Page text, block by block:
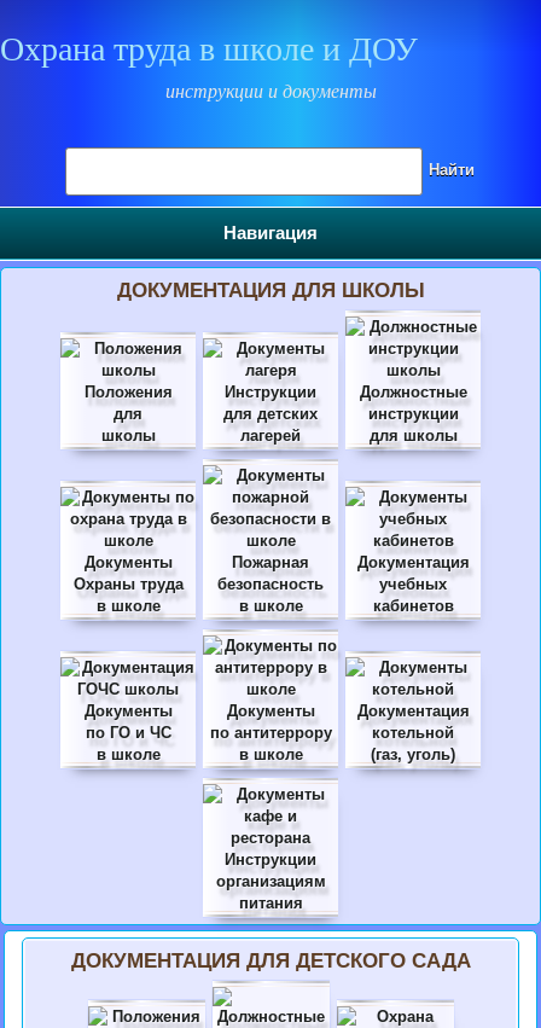
Охрана труда в школе и ДОУ
инструкции и документы
Навигация
ДОКУМЕНТАЦИЯ ДЛЯ ШКОЛЫ
Положения
для
школы
Инструкции
для детских
лагерей
Должностные
инструкции
для школы
Документы
Охраны труда
в школе
Пожарная
безопасность
в школе
Документация
учебных
кабинетов
Документы
по ГО и ЧС
в школе
Документы
по антитеррору
в школе
Документация
котельной
(газ, уголь)
Инструкции
организациям
питания
ДОКУМЕНТАЦИЯ ДЛЯ ДЕТСКОГО САДА